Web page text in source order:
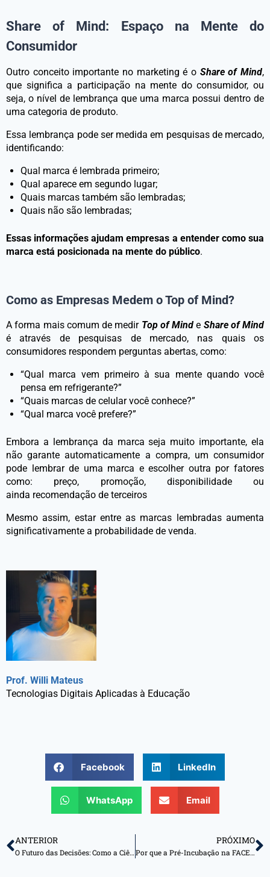
Share of Mind: Espaço na Mente do
Consumidor
Outro conceito importante no marketing é o Share of Mind,
que significa a participação na mente do consumidor, ou
seja, o nível de lembrança que uma marca possui dentro de
uma categoria de produto.
Essa lembrança pode ser medida em pesquisas de mercado,
identificando:
Qual marca é lembrada primeiro;
Qual aparece em segundo lugar;
Quais marcas também são lembradas;
Quais não são lembradas;
Essas informações ajudam empresas a entender como sua
marca está posicionada na mente do público.
Como as Empresas Medem o Top of Mind?
A forma mais comum de medir Top of Mind e Share of Mind
é através de pesquisas de mercado, nas quais os
consumidores respondem perguntas abertas, como:
“Qual marca vem primeiro à sua mente quando você
pensa em refrigerante?”
“Quais marcas de celular você conhece?”
“Qual marca você prefere?”
Embora a lembrança da marca seja muito importante, ela
não garante automaticamente a compra, um consumidor
pode lembrar de uma marca e escolher outra por fatores
como: preço, promoção, disponibilidade ou
ainda recomendação de terceiros
Mesmo assim, estar entre as marcas lembradas aumenta
significativamente a probabilidade de venda.
Prof. Willi Mateus
Tecnologias Digitais Aplicadas à Educação
Facebook LinkedIn
WhatsApp Email
ANTERIOR
O Futuro das Decisões: Como a Ciências de Dados e a Inteligência Artificial Moldarão o Mercado em 2026
PRÓXIMO
Por que a Pré-Incubação na FACESM é o Próximo Passo para Validar sua Ideia de Negócio